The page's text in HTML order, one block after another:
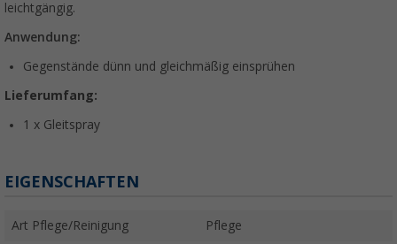
leichtgängig.
Anwendung:
Gegenstände dünn und gleichmäßig einsprühen
Lieferumfang:
1 x Gleitspray
EIGENSCHAFTEN
Art Pflege/Reinigung Pflege